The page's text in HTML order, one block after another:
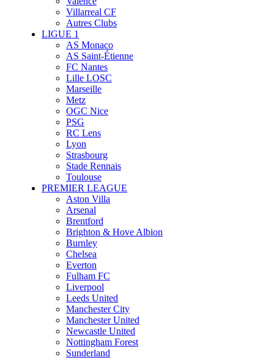
Villarreal CF
Autres Clubs
LIGUE 1
AS Monaco
AS Saint-Étienne
FC Nantes
Lille LOSC
Marseille
Metz
OGC Nice
PSG
RC Lens
Lyon
Strasbourg
Stade Rennais
Toulouse
PREMIER LEAGUE
Aston Villa
Arsenal
Brentford
Brighton & Hove Albion
Burnley
Chelsea
Everton
Fulham FC
Liverpool
Leeds United
Manchester City
Manchester United
Newcastle United
Nottingham Forest
Sunderland